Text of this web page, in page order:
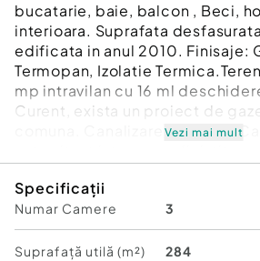
bucatarie, baie, balcon , Beci,
interioara. Suprafata
edificata in anul 2010. Finisaje:
Termopan, Izolatie
mp intravilan cu 16 ml
Curent, exista un proiect de
comuna. Canalizare, Internet,
turistice, cat si ca locuinta,
distanta de aproximativ 14 km de
80.000 Euro/Negociabil.
Id intern: P1353
Vezi mai mult
Specificații
Numar Camere 3
Suprafață utilă (m²) 284